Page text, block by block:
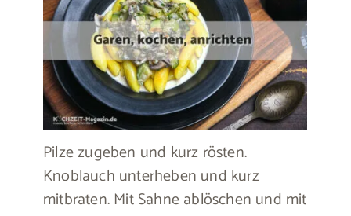
Pilze zugeben und kurz rösten.
Knoblauch unterheben und kurz
mitbraten. Mit Sahne ablöschen und mit